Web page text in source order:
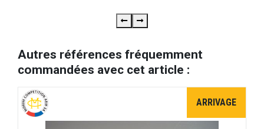
Autres références fréquemment
commandées avec cet article :
ARRIVAGE